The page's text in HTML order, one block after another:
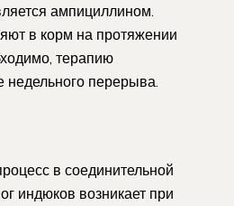
ампициллином.
в корм на протяжении
терапию
перерыва.
в соединительной
индюков возникает при